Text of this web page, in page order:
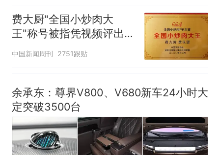
费大厨"全国小炒肉大
王"称号被指凭视频评出
官方回应
中国新闻周刊 2751跟贴
余承东：尊界V800、V680新车24小时大
定突破3500台